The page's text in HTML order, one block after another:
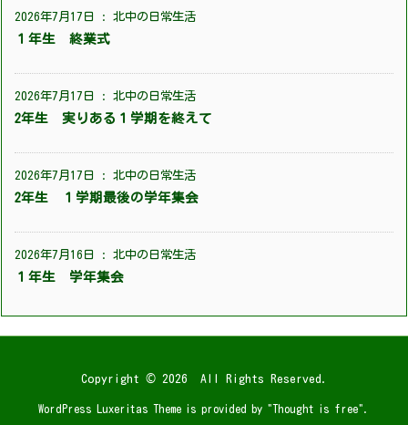
2026年7月17日 : 北中の日常生活
１年生 終業式
2026年7月17日 : 北中の日常生活
2年生 実りある１学期を終えて
2026年7月17日 : 北中の日常生活
2年生 １学期最後の学年集会
2026年7月16日 : 北中の日常生活
１年生 学年集会
Copyright © 2026 All Rights Reserved.
WordPress Luxeritas Theme is provided by " Thought is free".